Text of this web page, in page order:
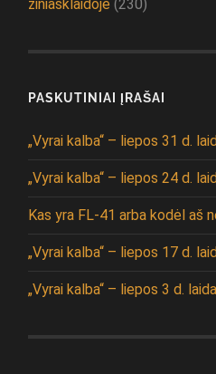
žiniasklaidoje (230)
PASKUTINIAI ĮRAŠAI
„Vyrai kalba“ – liepos 31 d.
„Vyrai kalba“ – liepos 24 d.
Kas yra FL-41 arba kodėl aš
„Vyrai kalba“ – liepos 17 d.
„Vyrai kalba“ – liepos 3 d. laida